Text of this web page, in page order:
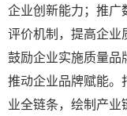
企业创新能力；推广
评价机制，提高企业
鼓励企业实施质量品
推动企业品牌赋能。
业全链条，绘制产业